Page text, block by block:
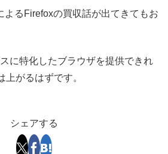
よるFirefoxの買収話が出てきてもお
に特化したブラウザを提供できれ
上がるはずです。
シェアする